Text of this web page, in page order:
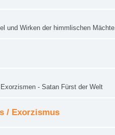
und Wirken der himmlischen Mächte.
- Satan Fürst der Welt
/ Exorzismus